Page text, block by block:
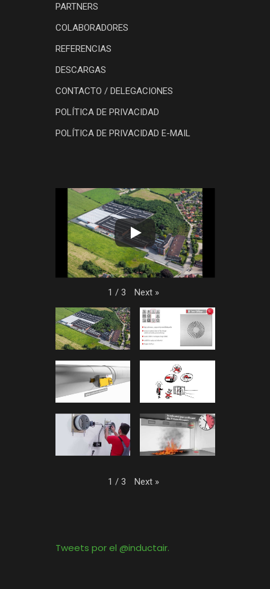
PARTNERS
COLABORADORES
REFERENCIAS
DESCARGAS
CONTACTO / DELEGACIONES
POLÍTICA DE PRIVACIDAD
POLÍTICA DE PRIVACIDAD E-MAIL
1 / 3 Next »
1 / 3 Next »
Tweets por el @inductair.